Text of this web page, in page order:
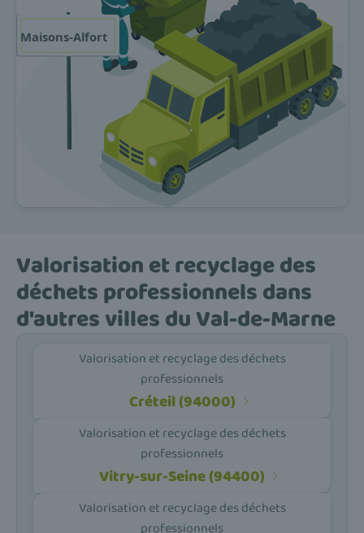
Valorisation et recyclage des
déchets professionnels dans
d'autres villes du Val-de-Marne
Valorisation et recyclage des déchets
professionnels
Créteil (94000)
Valorisation et recyclage des déchets
professionnels
Vitry-sur-Seine (94400)
Valorisation et recyclage des déchets
professionnels